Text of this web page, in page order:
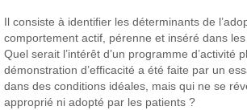
Il consiste à identifier les déterminants de
comportement actif, pérenne et inséré dans
Quel serait l’intérêt d’un programme d’activité
démonstration d’efficacité a été faite par un
dans des conditions idéales, mais qui ne se
approprié ni adopté par les patients ?